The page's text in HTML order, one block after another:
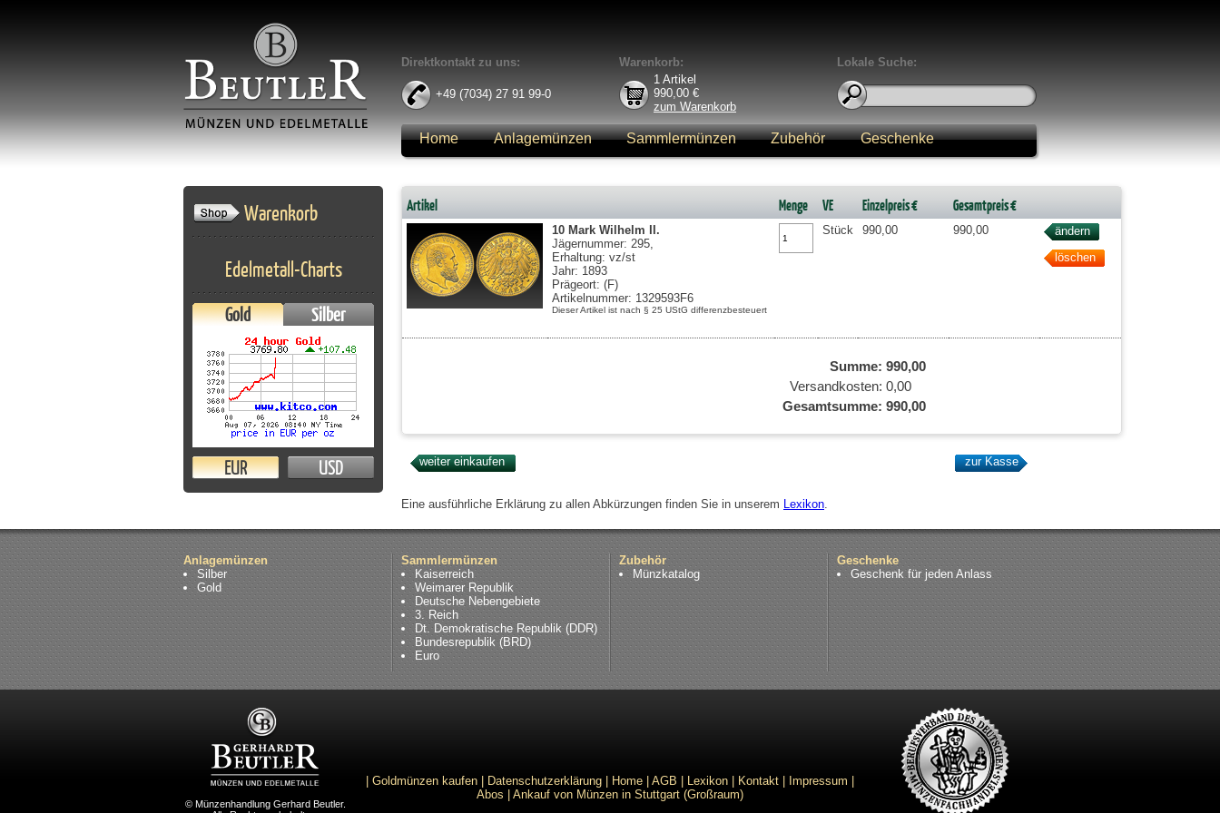
Direktkontakt zu uns:
+49 (7034) 27 91 99-0
Warenkorb:
1 Artikel
990,00 €
zum Warenkorb
Lokale Suche:
Home Anlagemünzen Sammlermünzen Zubehör Geschenke
Warenkorb
Edelmetall-Charts
Gold Silber
EUR USD
Artikel Menge VE Einzelpreis € Gesamtpreis €
10 Mark Wilhelm II.
Jägernummer: 295,
Erhaltung: vz/st
Jahr: 1893
Prägeort: (F)
Artikelnummer: 1329593F6
Dieser Artikel ist nach § 25 UStG differenzbesteuert
Stück 990,00 990,00
Summe: 990,00
Versandkosten: 0,00
Gesamtsumme: 990,00
Eine ausführliche Erklärung zu allen Abkürzungen finden Sie in unserem Lexikon
Anlagemünzen
Silber
Gold
Sammlermünzen
Kaiserreich
Weimarer Republik
Deutsche Nebengebiete
3. Reich
Dt. Demokratische Republik (DDR)
Bundesrepublik (BRD)
Euro
Zubehör
Münzkatalog
Geschenke
Geschenk für jeden Anlass
© Münzenhandlung Gerhard Beutler.
Goldmünzen kaufen Datenschutzerklärung Home AGB Lexikon Kontakt Impressum
Abos
Ankauf von Münzen in Stuttgart (Großraum)